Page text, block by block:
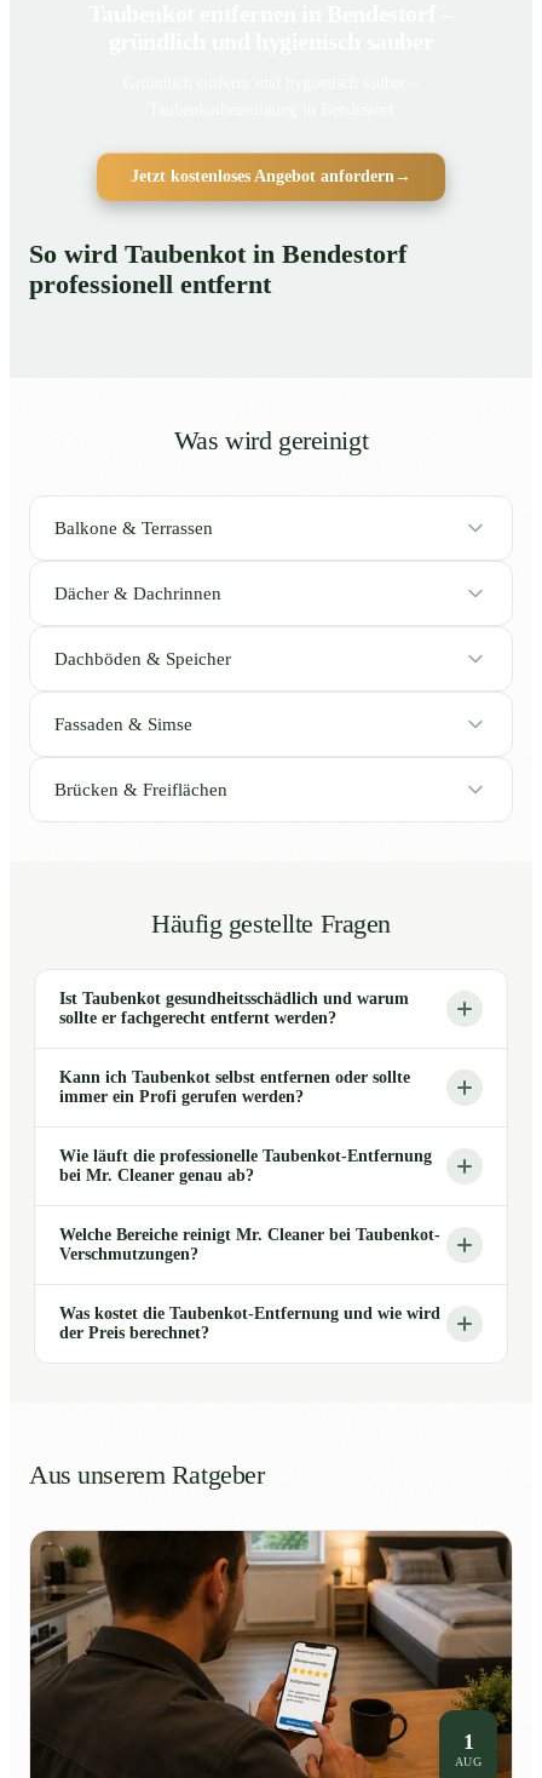
Jetzt kostenloses Angebot anfordern→
So wird Taubenkot in Bendestorf
professionell entfernt
Was wird gereinigt
Balkone & Terrassen
Dächer & Dachrinnen
Dachböden & Speicher
Fassaden & Simse
Brücken & Freiflächen
Häufig gestellte Fragen
Ist Taubenkot gesundheitsschädlich und warum
sollte er fachgerecht entfernt werden?
Kann ich Taubenkot selbst entfernen oder sollte
immer ein Profi gerufen werden?
Wie läuft die professionelle Taubenkot-Entfernung
bei Mr. Cleaner genau ab?
Welche Bereiche reinigt Mr. Cleaner bei Taubenkot-
Verschmutzungen?
Was kostet die Taubenkot-Entfernung und wie wird
der Preis berechnet?
Aus unserem Ratgeber
1
AUG